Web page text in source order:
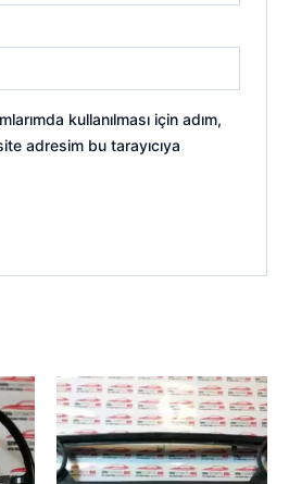
kullanılması için adım,
adresim bu tarayıcıya